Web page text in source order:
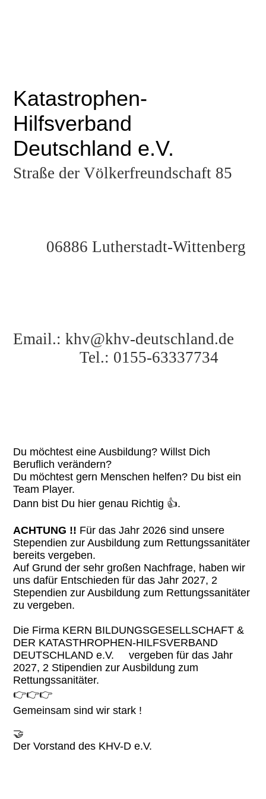
Katastrophen-
Hilfsverband
Deutschland e.V.
Straße der Völkerfreundschaft 85
06886 Lutherstadt-Wittenberg
Email.: khv@khv-deutschland.de
Tel.: 0155-63337734
Du möchtest eine Ausbildung? Willst Dich
Beruflich verändern?
Du möchtest gern Menschen helfen? Du bist ein
Team Player.
Dann bist Du hier genau Richtig 👍.
ACHTUNG !! Für das Jahr 2026 sind unsere
Stependien zur Ausbildung zum Rettungssanitäter
bereits vergeben.
Auf Grund der sehr großen Nachfrage, haben wir
uns dafür Entschieden für das Jahr 2027, 2
Stependien zur Ausbildung zum Rettungssanitäter
zu vergeben.
Die Firma KERN BILDUNGSGESELLSCHAFT &
DER KATASTHROPHEN-HILFSVERBAND
DEUTSCHLAND e.V. vergeben für das Jahr
2027, 2 Stipendien zur Ausbildung zum
Rettungssanitäter.
👉👉👉
Gemeinsam sind wir stark !
🤝
Der Vorstand des KHV-D e.V.